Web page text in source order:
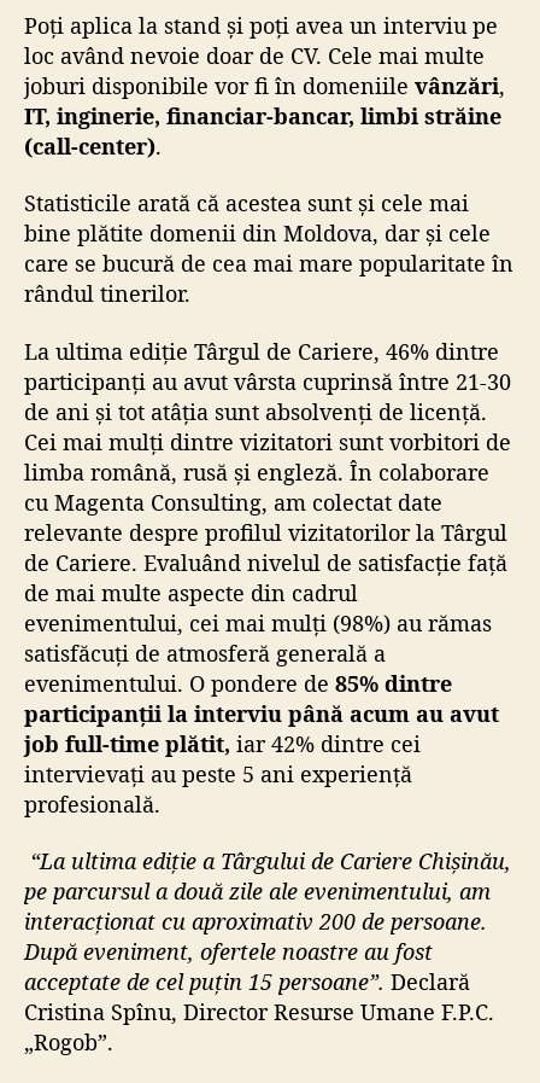
Poți aplica la stand și poți avea un interviu pe
loc având nevoie doar de CV. Cele mai multe
joburi disponibile vor fi în domeniile vânzări,
IT, inginerie, financiar-bancar, limbi străine
(call-center).
Statisticile arată că acestea sunt și cele mai
bine plătite domenii din Moldova, dar și cele
care se bucură de cea mai mare popularitate în
rândul tinerilor.
La ultima ediție Târgul de Cariere, 46% dintre
participanți au avut vârsta cuprinsă între 21-30
de ani și tot atâția sunt absolvenți de licență.
Cei mai mulți dintre vizitatori sunt vorbitori de
limba română, rusă și engleză. În colaborare
cu Magenta Consulting, am colectat date
relevante despre profilul vizitatorilor la Târgul
de Cariere. Evaluând nivelul de satisfacție față
de mai multe aspecte din cadrul
evenimentului, cei mai mulți (98%) au rămas
satisfăcuți de atmosferă generală a
evenimentului. O pondere de 85% dintre
participanții la interviu până acum au avut
job full-time plătit, iar 42% dintre cei
intervievați au peste 5 ani experiență
profesională.
“La ultima ediție a Târgului de Cariere Chișinău,
pe parcursul a două zile ale evenimentului, am
interacționat cu aproximativ 200 de persoane.
După eveniment, ofertele noastre au fost
acceptate de cel puțin 15 persoane”. Declară
Cristina Spînu, Director Resurse Umane F.P.C.
„Rogob”.